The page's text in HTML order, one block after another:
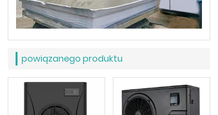
powiązanego produktu